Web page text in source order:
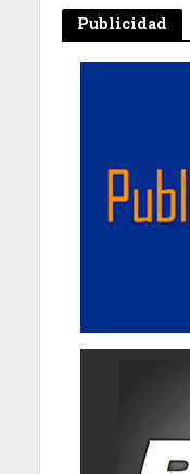
Publicidad